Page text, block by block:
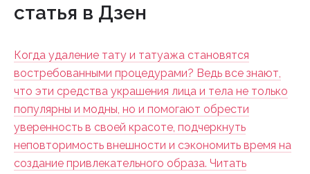
статья в Дзен
Когда удаление тату и татуажа становятся
востребованными процедурами? Ведь все знают,
что эти средства украшения лица и тела не только
популярны и модны, но и помогают обрести
уверенность в своей красоте, подчеркнуть
неповторимость внешности и сэкономить время на
создание привлекательного образа. Читать